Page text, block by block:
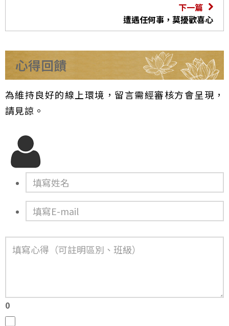
下一篇
遭遇任何事，莫擾歡喜心
心得回饋
為維持良好的線上環境，留言需經審核方會呈現，
請見諒。
0